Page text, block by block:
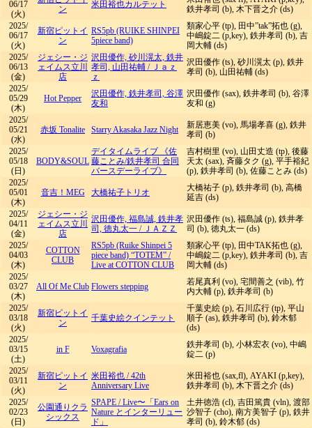
06/17
(火)
ン
米田裕也カルテット
鉄井孝司 (b), 木下晋之介 (ds)
2025/
06/17
(火)
新宿ピットイ
ン
RS5pb (RUIKE SHINPEI
5piece band)
類家心平 (tp), 田中”tak”拓也 (g),
中嶋錠二 (p,key), 鉄井孝司 (b), 吉
岡大輔 (ds)
2025/
06/13
(金)
ジェシー・ジ
ェイムス立川
店
沢田優作, 砂川滉太, 鉄井
孝司, 山田祐輔 / Ｊａｚ
ｚ
沢田優作 (ts), 砂川滉太 (p), 鉄井
孝司 (b), 山田祐輔 (ds)
2025/
05/29
(木)
Hot Pepper
沢田優作, 鉄井孝司, 谷澤
友和
沢田優作 (sax), 鉄井孝司 (b), 谷澤
友和 (g)
2025/
05/21
(水)
赤坂 Tonalite Starry Akasaka Jazz Night
新居恵美 (vo), 馬場孝喜 (g), 鉄井
孝司 (b)
2025/
05/18
(日)
BODY&SOUL
デイタイムライブ 《佐
藤ことみ/鉄井孝司 合同
バースデーライブ》
吉村樹里 (vo), 山田丈造 (tp), 後藤
天太 (sax), 斉藤タク (g), 平手裕紀
(p), 鉄井孝司 (b), 佐藤ことみ (ds)
2025/
05/01
(木)
音吉！MEG 大橋祐子トリオ
大橋祐子 (p), 鉄井孝司 (b), 高橋
延吉 (ds)
2025/
04/11
(金)
ジェシー・ジ
ェイムス立川
店
沢田優作, 福島誠, 鉄井孝
司, 徳丸太一 / ＪＡＺＺ
沢田優作 (ts), 福島誠 (p), 鉄井孝
司 (b), 徳丸太一 (ds)
2025/
04/03
(木)
COTTON
CLUB
RS5pb (Ruike Shinpei 5
piece band) “TOTEM” /
Live at COTTON CLUB
類家心平 (tp), 田中TAK拓也 (g),
中嶋錠二 (p,key), 鉄井孝司 (b), 吉
岡大輔 (ds)
2025/
03/27
(木)
All Of Me Club Flowers stepping
若尾真利 (vo), 宅間善之 (vib), 竹
内大輔 (p), 鉄井孝司 (b)
2025/
03/18
(火)
新宿ピットイ
ン
千葉史絵クインテット
千葉史絵 (p), 石川広行 (tp), 平山
順子 (as), 鉄井孝司 (b), 鈴木郁
(ds)
2025/
03/15
(土)
in F Voxagrafia
鉄井孝司 (b), 小林宏衣 (vo), 中嶋
錠二 (p)
2025/
03/11
(火)
新宿ピットイ
ン
米田裕也 /42th
Anniversary Live
米田裕也 (sax,fl), AYAKI (p,key),
鉄井孝司 (b), 木下晋之介 (ds)
2025/
02/23
(日)
公園通りクラ
シックス
SPAPE /Live〜「Ears on
Nature とインターリュー
ド」
土井徳浩 (cl), 吉田篤貴 (vln), 渡部
沙智子 (cho), 南方美智子 (p), 鉄井
孝司 (b), 鈴木郁 (ds)